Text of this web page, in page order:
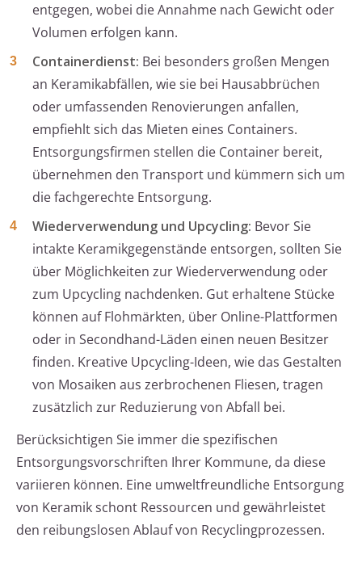
entgegen, wobei die Annahme nach Gewicht oder
Volumen erfolgen kann.
Containerdienst: Bei besonders großen Mengen
an Keramikabfällen, wie sie bei Hausabbrüchen
oder umfassenden Renovierungen anfallen,
empfiehlt sich das Mieten eines Containers.
Entsorgungsfirmen stellen die Container bereit,
übernehmen den Transport und kümmern sich um
die fachgerechte Entsorgung.
Wiederverwendung und Upcycling: Bevor Sie
intakte Keramikgegenstände entsorgen, sollten Sie
über Möglichkeiten zur Wiederverwendung oder
zum Upcycling nachdenken. Gut erhaltene Stücke
können auf Flohmärkten, über Online-Plattformen
oder in Secondhand-Läden einen neuen Besitzer
finden. Kreative Upcycling-Ideen, wie das Gestalten
von Mosaiken aus zerbrochenen Fliesen, tragen
zusätzlich zur Reduzierung von Abfall bei.
Berücksichtigen Sie immer die spezifischen
Entsorgungsvorschriften Ihrer Kommune, da diese
variieren können. Eine umweltfreundliche Entsorgung
von Keramik schont Ressourcen und gewährleistet
den reibungslosen Ablauf von Recyclingprozessen.